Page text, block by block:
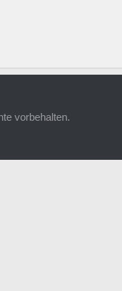
vorbehalten.